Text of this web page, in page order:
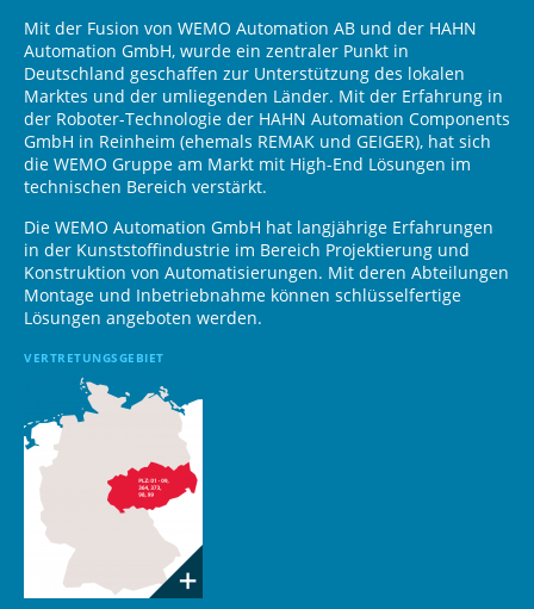
Mit der Fusion von WEMO Automation AB und der HAHN
Automation GmbH, wurde ein zentraler Punkt in
Deutschland geschaffen zur Unterstützung des lokalen
Marktes und der umliegenden Länder. Mit der Erfahrung in
der Roboter-Technologie der HAHN Automation Components
GmbH in Reinheim (ehemals REMAK und GEIGER), hat sich
die WEMO Gruppe am Markt mit High-End Lösungen im
technischen Bereich verstärkt.
Die WEMO Automation GmbH hat langjährige Erfahrungen
in der Kunststoffindustrie im Bereich Projektierung und
Konstruktion von Automatisierungen. Mit deren Abteilungen
Montage und Inbetriebnahme können schlüsselfertige
Lösungen angeboten werden.
VERTRETUNGSGEBIET